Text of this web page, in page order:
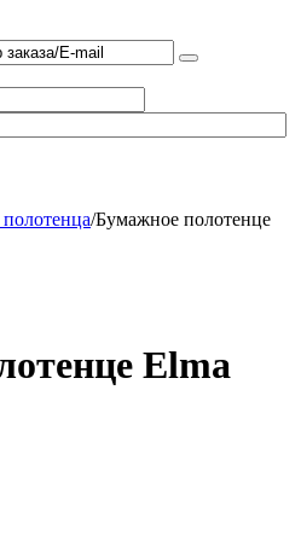
/Бумажное полотенце
Еlma